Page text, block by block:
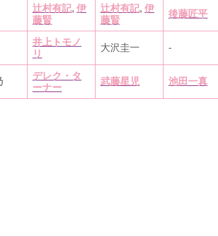
辻村有記, 伊
藤賢
辻村有記, 伊
藤賢
後藤匠平
井上トモノ
リ
大沢圭一 -
デレク・タ
ーナー
武藤星児 池田一真